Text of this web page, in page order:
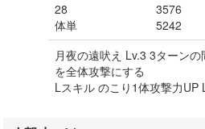
28
体単
3576
5242
月夜の遠吠え Lv.3 3ターン
を全体攻撃にする
Lスキル のこり1体攻撃力UP